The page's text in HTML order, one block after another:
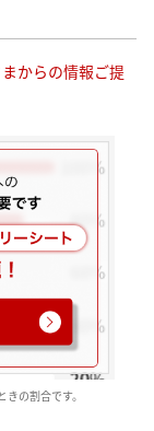
からの情報ご提
の割合です。